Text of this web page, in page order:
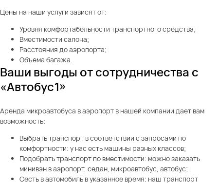
Цены на наши услуги зависят от:
Уровня комфортабельности транспортного средства;
Вместимости салона;
Расстояния до аэропорта;
Объема багажа.
Ваши выгоды от сотрудничества с
«Автобус1»
Аренда микроавтобуса в аэропорт в нашей компании дает вам
возможность:
Выбрать транспорт в соответствии с запросами по
комфортности: у нас есть машины разных классов;
Подобрать транспорт по вместимости: можно заказать
минивэн в аэропорт, седан, микроавтобус, автобус;
Сесть в автомобиль в указанное время: наш транспорт